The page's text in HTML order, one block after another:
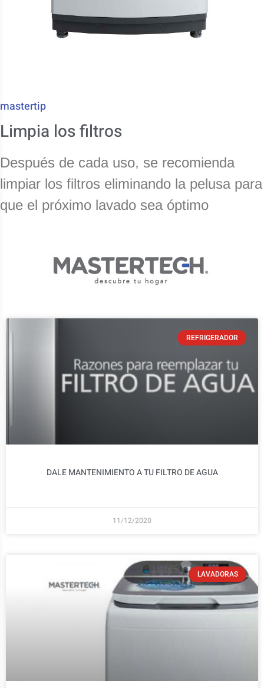
mastertip
Limpia los filtros
Después de cada uso, se recomienda
limpiar los filtros eliminando la pelusa para
que el próximo lavado sea óptimo
REFRIGERADOR
DALE MANTENIMIENTO A TU FILTRO DE AGUA
11/12/2020
LAVADORAS